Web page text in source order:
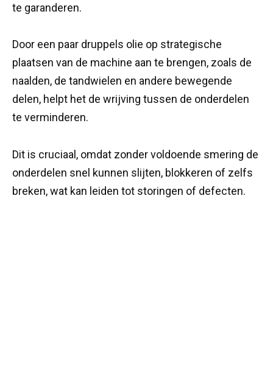
te garanderen.
Door een paar druppels olie op strategische
plaatsen van de machine aan te brengen, zoals de
naalden, de tandwielen en andere bewegende
delen, helpt het de wrijving tussen de onderdelen
te verminderen.
Dit is cruciaal, omdat zonder voldoende smering de
onderdelen snel kunnen slijten, blokkeren of zelfs
breken, wat kan leiden tot storingen of defecten.